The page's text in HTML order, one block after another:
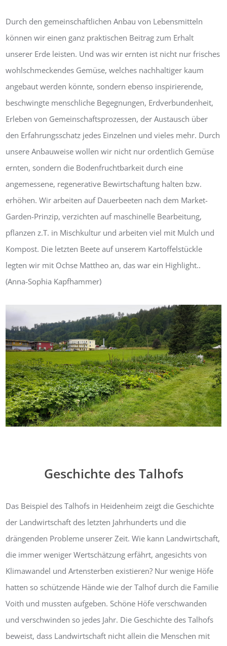
Durch den gemeinschaftlichen Anbau von Lebensmitteln
können wir einen ganz praktischen Beitrag zum Erhalt
unserer Erde leisten. Und was wir ernten ist nicht nur frisches
wohlschmeckendes Gemüse, welches nachhaltiger kaum
angebaut werden könnte, sondern ebenso inspirierende,
beschwingte menschliche Begegnungen, Erdverbundenheit,
Erleben von Gemeinschaftsprozessen, der Austausch über
den Erfahrungsschatz jedes Einzelnen und vieles mehr. Durch
unsere Anbauweise wollen wir nicht nur ordentlich Gemüse
ernten, sondern die Bodenfruchtbarkeit durch eine
angemessene, regenerative Bewirtschaftung halten bzw.
erhöhen. Wir arbeiten auf Dauerbeeten nach dem Market-
Garden-Prinzip, verzichten auf maschinelle Bearbeitung,
pflanzen z.T. in Mischkultur und arbeiten viel mit Mulch und
Kompost. Die letzten Beete auf unserem Kartoffelstückle
legten wir mit Ochse Mattheo an, das war ein Highlight..
(Anna-Sophia Kapfhammer)
Geschichte des Talhofs
Das Beispiel des Talhofs in Heidenheim zeigt die Geschichte
der Landwirtschaft des letzten Jahrhunderts und die
drängenden Probleme unserer Zeit. Wie kann Landwirtschaft,
die immer weniger Wertschätzung erfährt, angesichts von
Klimawandel und Artensterben existieren? Nur wenige Höfe
hatten so schützende Hände wie der Talhof durch die Familie
Voith und mussten aufgeben. Schöne Höfe verschwanden
und verschwinden so jedes Jahr. Die Geschichte des Talhofs
beweist, dass Landwirtschaft nicht allein die Menschen mit